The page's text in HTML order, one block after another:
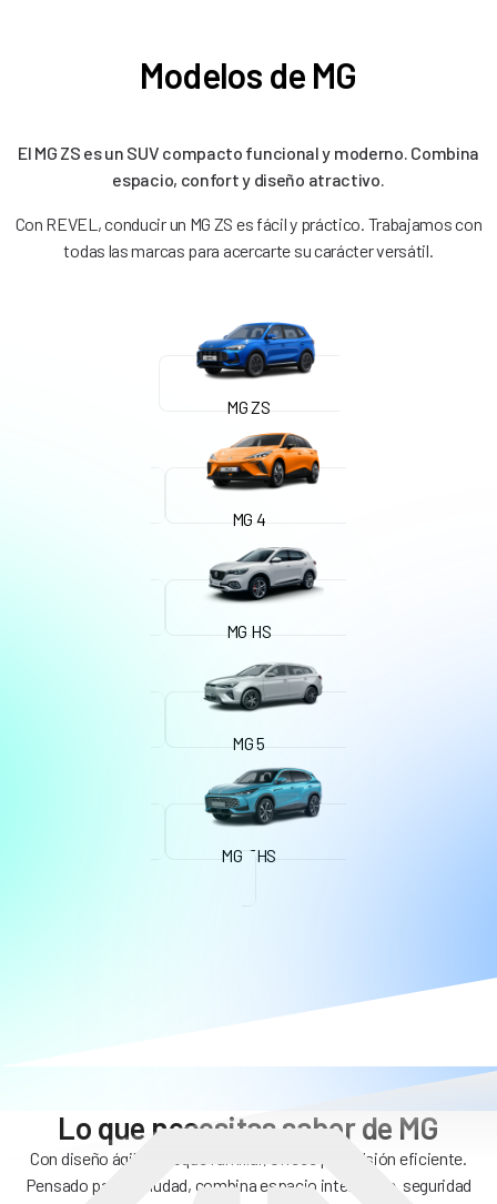
Modelos de MG
El MG ZS es un SUV compacto funcional y moderno. Combina
espacio, confort y diseño atractivo.
Con REVEL, conducir un MG ZS es fácil y práctico. Trabajamos con
todas las marcas para acercarte su carácter versátil.
MG ZS
MG 4
MG HS
MG 5
MG EHS
Lo que necesitas saber de MG
Con diseño ágil y enfoque familiar, ofrece propulsión eficiente.
Pensado para la ciudad, combina espacio inteligente, seguridad